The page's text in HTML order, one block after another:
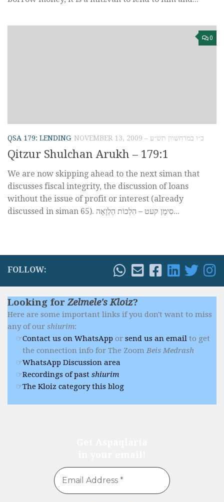
0
QSA 179: LENDING NOVEMBER 13, 2009 – כ״ו במרחשוון תש״ע
Qitzur Shulchan Arukh – 179:1
We are now skipping ahead to the next siman that
discusses fiscal integrity, the discussion of loans
without the issue of profit or interest (already
discussed in siman 65). סִימָן קעט – הִלְכוֹת הַלְוָאָה...
FOLLOW:
Looking forZelmele's Kloiz?
Here are some important links if you don't want to miss
any of our shiurim:
Contact us on WhatsApp or send us an email to get
the connection info for The ZoomBeis Medrash
WhatsApp Discussion area
Recordings of past shiurim
The Kloiz category this blog